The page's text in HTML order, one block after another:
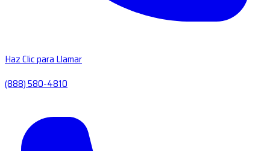
Haz Clic para Llamar
(888) 580-4810